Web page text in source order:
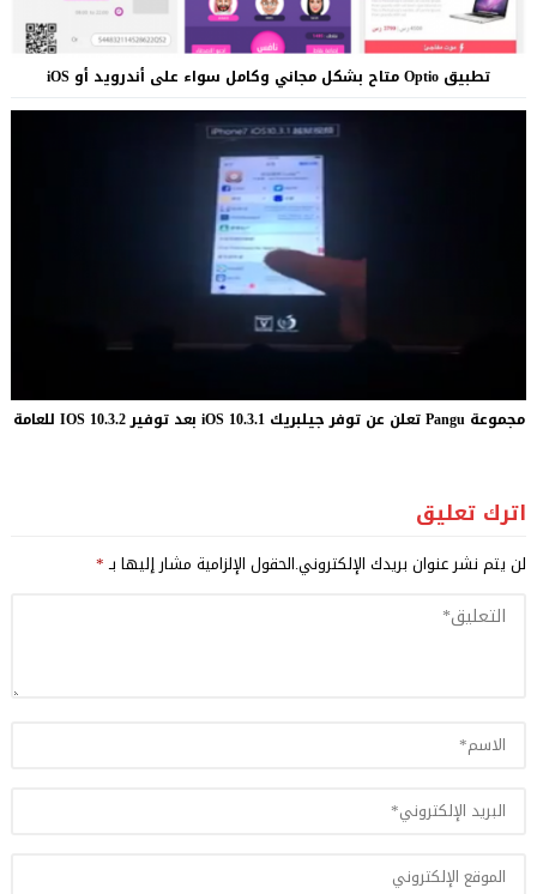
تطبيق Optio متاح بشكل مجاني وكامل سواء على أندرويد أو iOS
مجموعة Pangu تعلن عن توفر جيلبريك iOS 10.3.1 بعد توفير IOS 10.3.2 للعامة
اترك تعليق
لن يتم نشر عنوان بريدك الإلكتروني.الحقول الإلزامية مشار إليها بـ*